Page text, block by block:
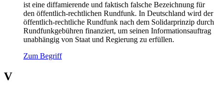
ist eine diffamierende und faktisch falsche Bezeichnung für
den öffentlich-rechtlichen Rundfunk. In Deutschland wird der
öffentlich-rechtliche Rundfunk nach dem Solidarprinzip durch
Rundfunkgebühren finanziert, um seinen Informationsauftrag
unabhängig von Staat und Regierung zu erfüllen.
Zum Begriff
V